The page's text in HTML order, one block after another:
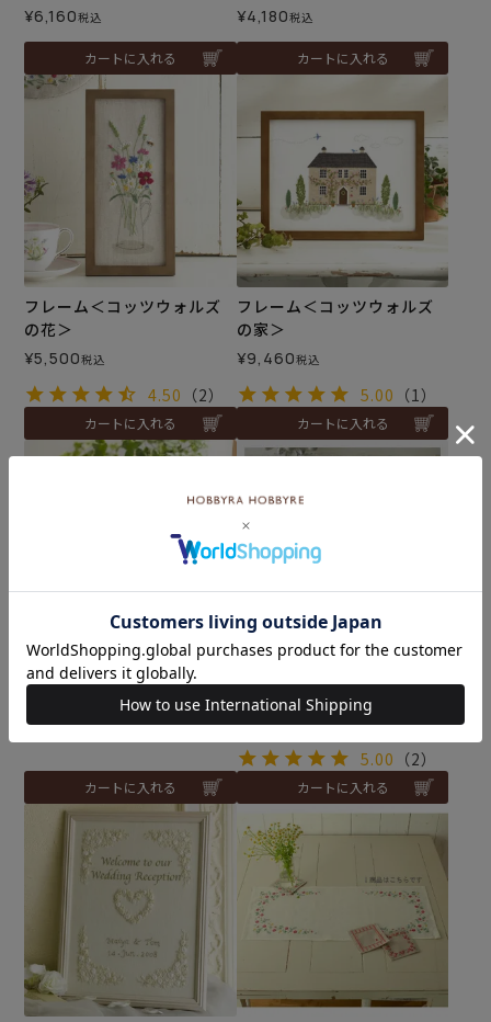
¥6,160税込
カートに入れる
¥4,180税込
カートに入れる
フレーム＜コッツウォルズ
の花＞
¥5,500税込
4.50 （2）
カートに入れる
フレーム＜コッツウォルズ
の家＞
¥9,460税込
5.00 （1）
カートに入れる
フレーム＜庭図鑑＞
カートに入れる
ロー
¥8,360税込
5.00 （2）
カートに入れる